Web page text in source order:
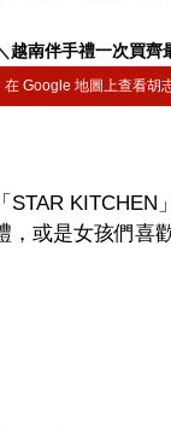
越南伴手禮一次買齊
在 Google 地圖上查看胡
STAR KITCHEN
，或是女孩們喜